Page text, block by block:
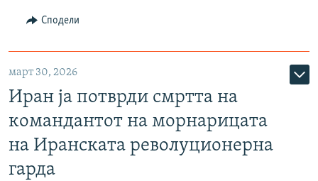
Сподели
март 30, 2026
Иран ја потврди смртта на
командантот на морнарицата
на Иранската револуционерна
гарда